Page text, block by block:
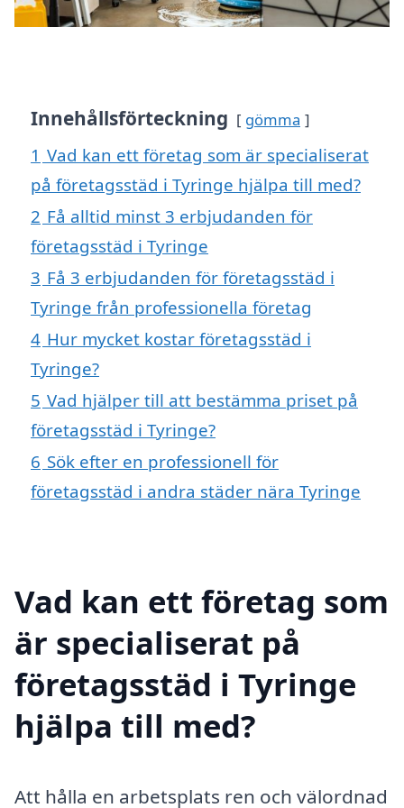
Innehållsförteckning gömma
1 Vad kan ett företag som är specialiserat
på företagsstäd i Tyringe hjälpa till med?
2 Få alltid minst 3 erbjudanden för
företagsstäd i Tyringe
3 Få 3 erbjudanden för företagsstäd i
Tyringe från professionella företag
4 Hur mycket kostar företagsstäd i
Tyringe?
5 Vad hjälper till att bestämma priset på
företagsstäd i Tyringe?
6 Sök efter en professionell för
företagsstäd i andra städer nära Tyringe
Vad kan ett företag som
är specialiserat på
företagsstäd i Tyringe
hjälpa till med?
Att hålla en arbetsplats ren och välordnad